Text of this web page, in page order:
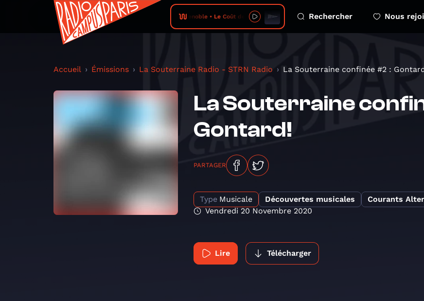
Radio Campus Grenoble • Le Coût des Smartphones - 2026-08-08 - ep 2 Dépendance
Rechercher Nous
Accueil Émissions La Souterraine Radio - STRN Radio La Souterraine confinée #2 :
La Souterraine
Gontard!
PARTAGER
Type Musicale Découvertes musicales Courants
Vendredi 20 Novembre 2020
Lire Télécharger